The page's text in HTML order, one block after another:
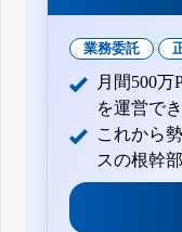
業務委託
月間500
を運営で
これから
スの根幹